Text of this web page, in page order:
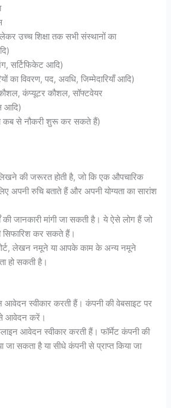
उच्च शिक्षा तक सभी संस्थानों का
सर्टिफिकेट आदि)
का विवरण, पद, अवधि, जिम्मेदारियाँ आदि)
कंप्यूटर कौशल, सॉफ्टवेयर
आदि)
कब से नौकरी शुरू कर सकते हैं)
की जरूरत होती है, जो कि एक औपचारिक
अपनी रुचि बताते हैं और अपनी योग्यता का सारांश
जानकारी मांगी जा सकती है। ये ऐसे लोग हैं जो
कर सकते हैं।
लेखन नमूने या आपके काम के अन्य नमूने
हो सकती है।
स्वीकार करती हैं। कंपनी की वेबसाइट पर
आवेदन करें।
आवेदन स्वीकार करती हैं। फॉर्मेट कंपनी की
जा सकता है या सीधे कंपनी से प्राप्त किया जा